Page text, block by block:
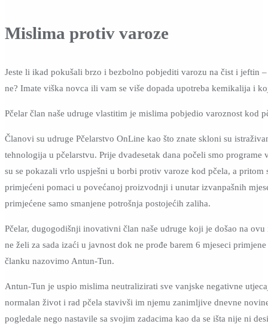
Mislima protiv varoze
Jeste li ikad pokušali brzo i bezbolno pobjediti varozu na čist i jeftin
ne? Imate viška novca ili vam se više dopada upotreba kemikalija i
Pčelar član naše udruge vlastitim je mislima pobjedio varoznost kod
Članovi su udruge Pčelarstvo OnLine kao što znate skloni su
tehnologija u pčelarstvu. Prije dvadesetak dana počeli smo
su se pokazali vrlo uspješni u borbi protiv varoze kod pčela, a pritom
primjećeni pomaci u povećanoj proizvodnji i unutar izvanpašnih
primjećene samo smanjene potrošnja postojećih zaliha.
Pčelar, dugogodišnji inovativni član naše udruge koji je došao na
ne želi za sada izaći u javnost dok ne prođe barem 6 mjeseci
članku nazovimo Antun-Tun.
Antun-Tun je uspio mislima neutralizirati sve vanjske negativne
normalan život i rad pčela stavivši im njemu zanimljive dnevne
pogledale nego nastavile sa svojim zadacima kao da se išta nije ni